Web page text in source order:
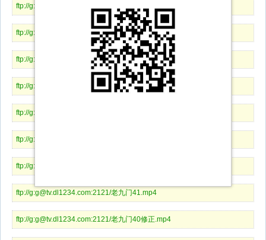
ftp://g:g@tv.dl1234.com:2121/老九门48.mp4
ftp://g:g@tv.dl1234.com:2121/老九门47.mp4
ftp://g:g@tv.dl1234.com:2166/老九门46.mp4
ftp://g:g@tv.dl1234.com:2166/老九门45.mp4
ftp://g:g@tv.dl1234.com:2166/老九门44.mp4
ftp://g:g@tv.dl1234.com:2166/老九门43.mp4
ftp://g:g@tv.dl1234.com:2121/老九门42.mp4
ftp://g:g@tv.dl1234.com:2121/老九门41.mp4
ftp://g:g@tv.dl1234.com:2121/老九门40修正.mp4